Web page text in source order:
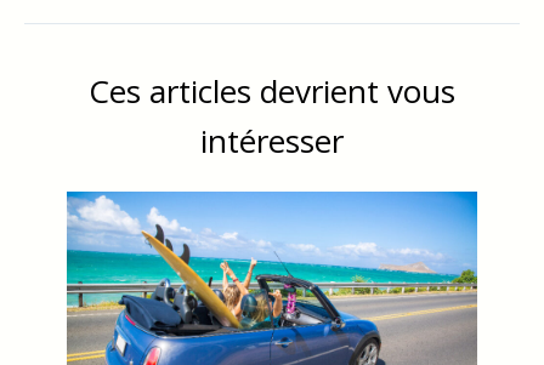
Ces articles devrient vous
intéresser